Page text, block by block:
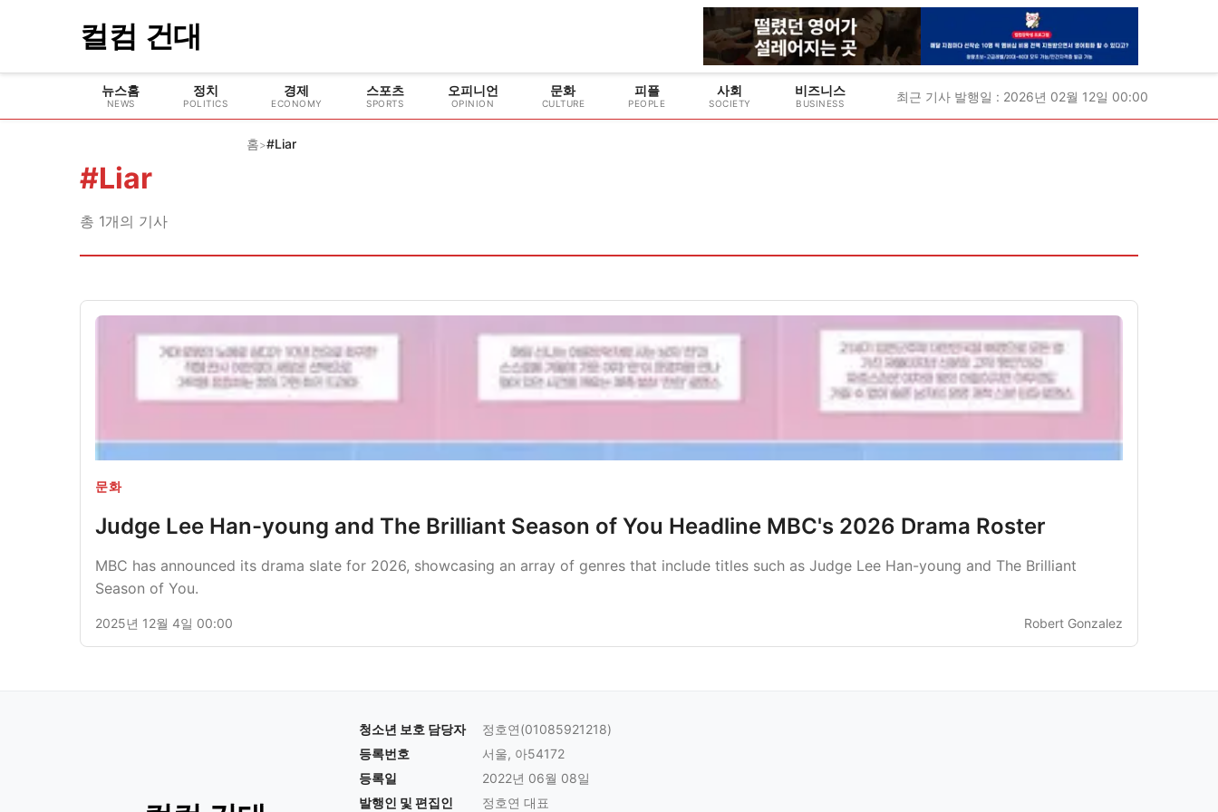
컬컴 건대
뉴스홈
NEWS
정치
POLITICS
경제
ECONOMY
스포츠
SPORTS
오피니언
OPINION
문화
CULTURE
피플
PEOPLE
사회
SOCIETY
비즈니스
BUSINESS 최근 기사 발행일 : 2026년 02월 12일 00:00
홈>#Liar
#Liar
총 1개의 기사
문화
Judge Lee Han-young and The Brilliant Season of You Headline MBC's 2026 Drama Roster
MBC has announced its drama slate for 2026, showcasing an array of genres that include titles such as Judge Lee Han-young and The Brilliant
Season of You.
2025년 12월 4일 00:00 Robert Gonzalez
청소년 보호 담당자
정호연(01085921218)
등록번호
서울, 아54172
등록일
2022년 06월 08일
발행인 및 편집인
정호연 대표